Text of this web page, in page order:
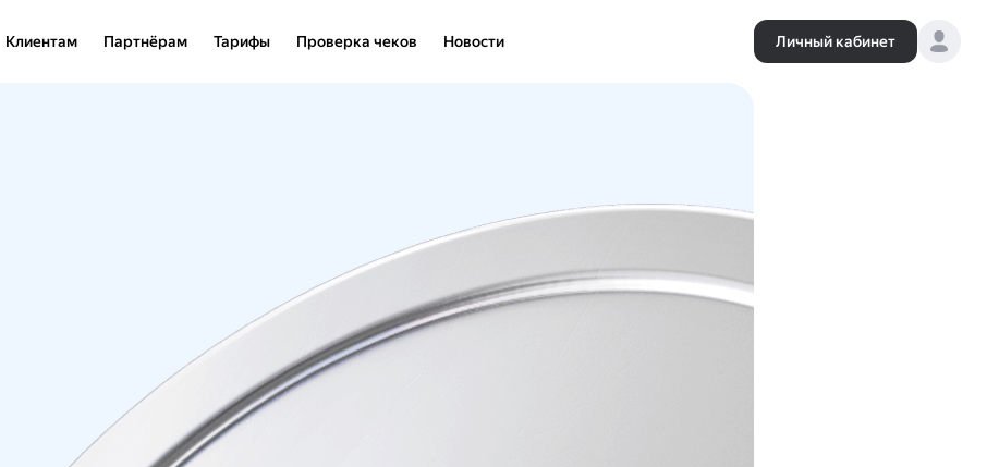
Клиентам Партнёрам Тарифы Проверка чеков Новости Личный кабинет